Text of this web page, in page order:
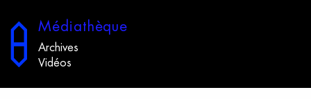
Médiathèque
Archives
Vidéos